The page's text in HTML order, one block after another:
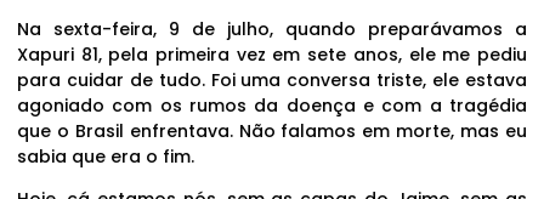
Na sexta-feira, 9 de julho, quando preparávamos a
Xapuri 81, pela primeira vez em sete anos, ele me pediu
para cuidar de tudo. Foi uma conversa triste, ele estava
agoniado com os rumos da doença e com a tragédia
que o Brasil enfrentava. Não falamos em morte, mas eu
sabia que era o fim.